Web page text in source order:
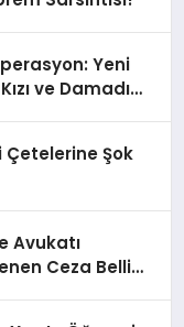
Yeni
ve Damadı
Çetelerine Şok
Avukatı
Ceza Belli